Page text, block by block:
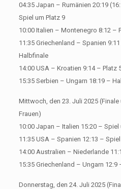
04:35 Japan – Rumänien 20:19
Spiel um Platz 9
10:00 Italien – Montenegro 8:12 –
11:35 Griechenland – Spanien
Halbfinale
14:00 USA – Kroatien 9:14 – Platz
15:35 Serbien – Ungarn 18:19 –
Mittwoch, den 23. Juli 2025
Frauen)
10:00 Japan – Italien 15:20 – Spiel
11:35 USA – Spanien 12:13 –
14:00 Australien – Niederlande
15:35 Griechenland – Ungarn 12:9
Donnerstag, den 24. Juli 2025